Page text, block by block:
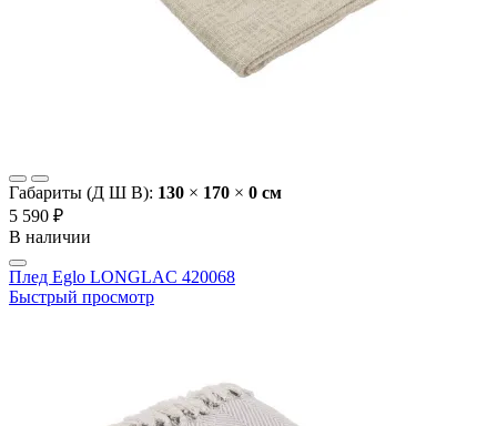
Габариты (Д Ш В): 130 × 170 × 0 cм
5 590 ₽
В наличии
Плед Eglo LONGLAC 420068
Быстрый просмотр